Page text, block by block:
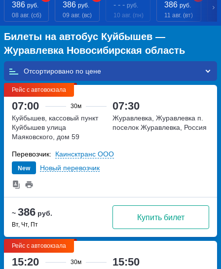
386 руб.
08 авг. (сб)
386 руб.
09 авг. (вс)
- - - руб.
10 авг. (пн)
386 руб.
11 авг. (вт)
Билеты на автобус Куйбышев —
Журавлевка Новосибирская область
Отсортировано по
Рейс с автовокзала
07:00 30м 07:30
~ 386 руб.
Вт, Чт, Пт
Купить билет
Куйбышев, кассовый пункт
Куйбышев улица
Маяковского, дом 59
Журавлевка, Журавлевка п.
поселок Журавлевка, Россия
New Новый перевозчик
Перевозчик: Каинсктранс ООО
Рейс с автовокзала
15:20 30м 15:50